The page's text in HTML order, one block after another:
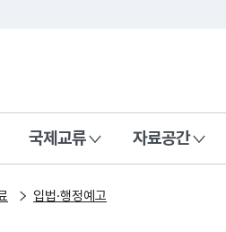
께 행복한 대한
국제교류 자료공간
입법·행정예고